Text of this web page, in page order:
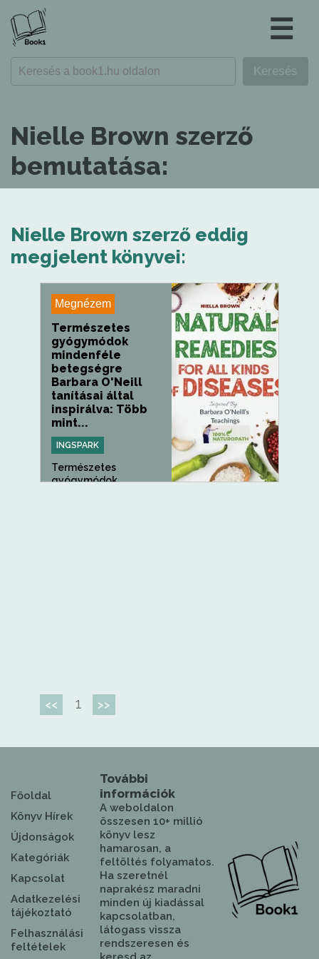
☰
Nielle Brown szerző
bemutatása:
Nielle Brown szerző eddig
megjelent könyvei:
Megnézem
Természetes
gyógymódok
mindenféle
betegségre
Barbara O'Neill
tanításai által
inspirálva: Több
mint...
INGSPARK
Természetes
gyógymódok
<< 1 >>
Főoldal
Könyv Hírek
Újdonságok
Kategóriák
Kapcsolat
Adatkezelési
tájékoztató
Felhasználási
feltételek
További
információk
A weboldalon
összesen 10+ millió
könyv lesz
hamarosan, a
feltöltés folyamatos.
Ha szeretnél
naprakész maradni
minden új kiadással
kapcsolatban,
látogass vissza
rendszeresen és